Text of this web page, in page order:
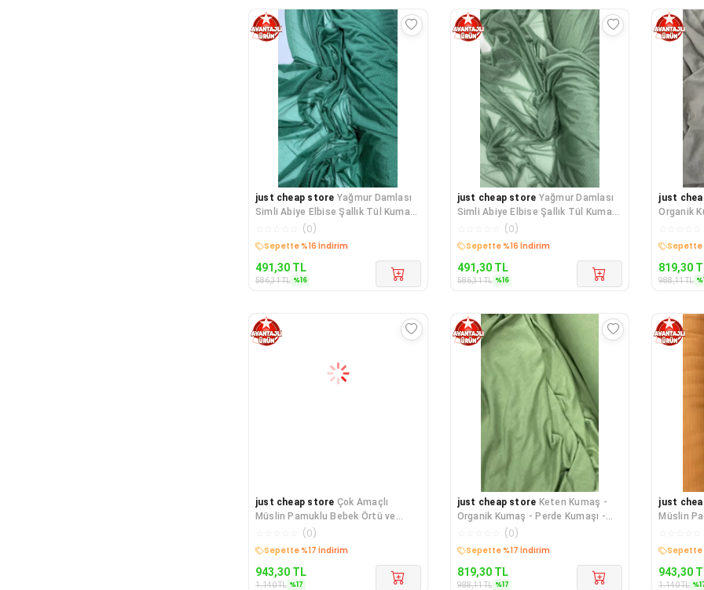
just cheap store Yağmur Damlası
Simli Abiye Elbise Şallık Tül Kumaş
Zümrüt Yeşili
(0)
Kargo Bedava
491,30 TL
586,31TL %16
just cheap store Yağmur Damlası
Simli Abiye Elbise Şallık Tül Kumaş
Mint Yeşil 75
(0)
Kargo Bedava
491,30 TL
586,31TL %16
just
Organik
Ince
Kargo
819,30
988,11TL %
just cheap store Çok Amaçlı
Müslin Pamuklu Bebek Örtü ve
Battaniye Kumaşı Müslin B
(0)
Kargo Bedava
943,30 TL
1.140TL %17
just cheap store Keten Kumaş -
Organik Kumaş - Perde Kumaşı -
Ince Keten - Kıyafet
(0)
Kargo Bedava
819,30 TL
988,11TL %17
just
Müslin
Kargo
943,30
1.140TL %